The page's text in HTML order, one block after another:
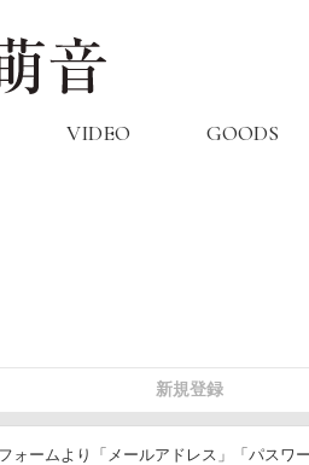
VIDEO GOODS
新規登録
ォームより「メールアドレス」「パスワ